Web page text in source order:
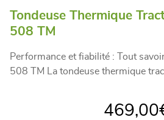
Tondeuse Thermique
508 TM
Performance et fiabilité : Tout
508 TM La tondeuse thermique
469,00